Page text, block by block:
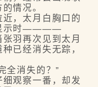
情况。
，太月白胸口的
显示时————
羽再次见到太月
已经消失无踪，
消失的？”
观察一番，却发